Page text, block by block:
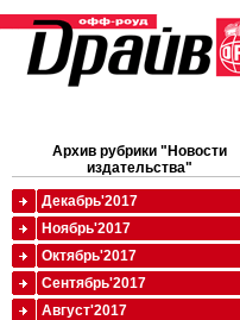
Архив рубрики "Новости
издательства"
Декабрь'2017
Ноябрь'2017
Октябрь'2017
Сентябрь'2017
Август'2017